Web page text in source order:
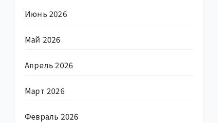
Июнь 2026
Май 2026
Апрель 2026
Март 2026
Февраль 2026